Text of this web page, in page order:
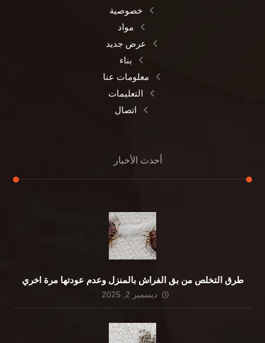
خصوصية
مواد
عرض جديد
بناء
معلومات عنا
التعليمات
اتصال
أحدث الأخبار
طرق التخلص من بق الفراش بالمنزل وعدم عودتها مرة اخري
ديسمبر 2, 2025